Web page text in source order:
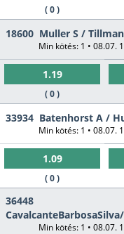
( 0 )
18600 Muller S /
Min kötés: 1 • 08.07.
1.19
( 0 )
33934 Batenhorst A /
Min kötés: 1 • 08.07.
1.09
( 0 )
36448
Min kötés: 1 • 08.07.